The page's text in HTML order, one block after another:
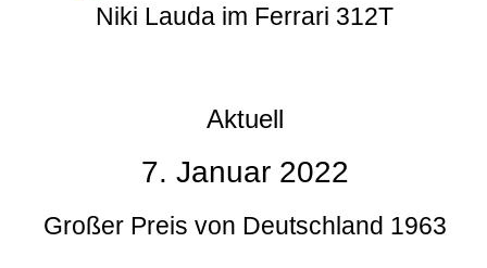
Niki Lauda im Ferrari 312T
Aktuell
7. Januar 2022
Großer Preis von Deutschland 1963